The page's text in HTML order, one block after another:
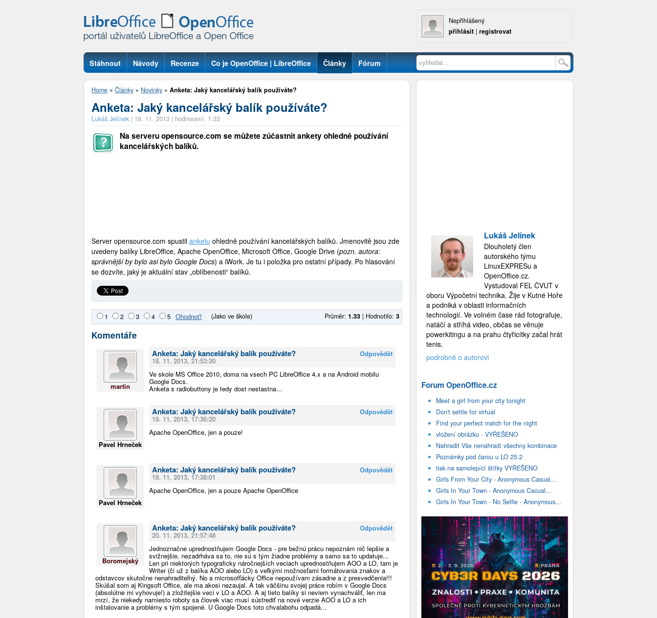
Nepřihlášený
přihlásit | registrovat
Stáhnout Návody Recenze Co je OpenOffice | LibreOffice Články Fórum
Otázky
Home » Články » Novinky » Anketa: Jaký kancelářský balík používáte?
Anketa: Jaký kancelářský balík používáte?
Lukáš Jelínek | 18. 11. 2013 | hodnocení: 1.33
Na serveru opensource.com se můžete zúčastnit ankety ohledně používání
kancelářských balíků.
Server opensource.com spustil anketu ohledně používání kancelářských balíků. Jmenovitě jsou zde
uvedeny balíky LibreOffice, Apache OpenOffice, Microsoft Office, Google Drive (pozn. autora:
správnější by bylo asi bylo Google Docs) a iWork. Je tu i položka pro ostatní případy. Po hlasování
se dozvíte, jaký je aktuální stav „oblíbenosti“ balíků.
1 2 3 4 5 (Jako ve škole) Průměr: 1.33 | Hodnotilo: 3
Komentáře
martin
Odpovědět
Anketa: Jaký kancelářský balík používáte?
18. 11. 2013, 21:53:30
Ve skole MS Office 2010, doma na vsech PC LibreOffice 4.x a na Android mobilu
Google Docs.
Anketa s radiobuttony je tedy dost nestastna...
Pavel Hrneček
Odpovědět
Anketa: Jaký kancelářský balík používáte?
19. 11. 2013, 17:36:20
Apache OpenOffice, jen a pouze!
Pavel Hrneček
Odpovědět
Anketa: Jaký kancelářský balík používáte?
19. 11. 2013, 17:38:01
Apache OpenOffice, jen a pouze Apache OpenOffice
Boromejský
Odpovědět
Anketa: Jaký kancelářský balík používáte?
20. 11. 2013, 21:57:48
Jednoznačne uprednostňujem Google Docs - pre bežnú prácu nepoznám nič lepšie a
svižnejšie, nezadrháva sa to, nie sú s tým žiadne problémy a samo sa to updatuje...
Len pri niektorých typograficky náročnejších veciach uprednostňujem AOO a LO, tam je
Writer (či už z balíka AOO alebo LO) s veľkými možnosťami formátovania znakov a
odstavcov skutočne nenahraditeľný. No a microsofťácky Office nepoužívam zásadne a z presvedčenia!!!
Skúšal som aj Kingsoft Office, ale ma akosi nezaujal. A tak väčšinu svojej práce robím v Google Docs
(absolútne mi vyhovuje!) a zložitejšie veci v LO a AOO. A aj tieto balíky si neviem vynachváliť, len ma
mrzí, že niekedy namiesto roboty sa človek viac musí sústrediť na nové verzie AOO a LO a ich
inštalovanie a problémy s tým spojené. U Google Docs toto chvalabohu odpadá...
Lukáš Jelínek
Dlouholetý člen
autorského týmu
LinuxEXPRESu a
OpenOffice.cz.
Vystudoval FEL ČVUT v
oboru Výpočetní technika. Žije v Kutné Hoře
a podniká v oblasti informačních
technologií. Ve volném čase rád fotografuje,
natáčí a stříhá video, občas se věnuje
powerkitingu a na prahu čtyřicítky začal hrát
tenis.
podrobně o autorovi
Forum OpenOffice.cz
Meet a girl from your city tonight
Don't settle for virtual
Find your perfect match for the night
vložení obrázku - VYŘEŠENO
Nahradit Vše nenahradí všechny kombinace
Poznámky pod čarou u LO 25.2
tisk na samolepící štítky VYŘEŠENO
Girls From Your City - Anonymous Casual...
Girls In Your Town - Anonymous Cacual...
Girls In Your Town - No Selfie - Anonymous...